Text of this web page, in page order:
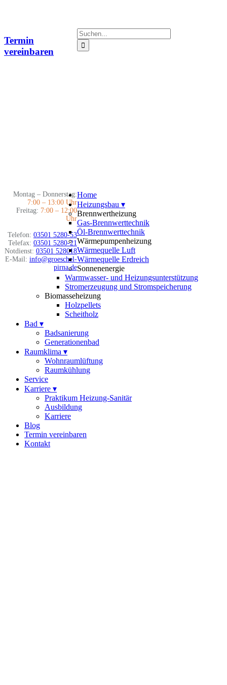
Termin
vereinbaren
Montag – Donnerstag:
7:00 – 13:00 Uhr
Freitag: 7:00 – 12:00
Uhr
Telefon: 03501 5280-53
Telefax: 03501 5280-21
Notdienst: 03501 528018
E-Mail: info@groeschel-
pirna.de
Suche
nach:
Home
Heizungsbau ▾
Brennwertheizung
Gas-Brennwerttechnik
Öl-Brennwerttechnik
Wärmepumpenheizung
Wärmequelle Luft
Wärmequelle Erdreich
Sonnenenergie
Warmwasser- und Heizungsunterstützung
Stromerzeugung und Stromspeicherung
Biomasseheizung
Holzpellets
Scheitholz
Bad ▾
Badsanierung
Generationenbad
Raumklima ▾
Wohnraumlüftung
Raumkühlung
Service
Karriere ▾
Praktikum Heizung-Sanitär
Ausbildung
Karriere
Blog
Termin vereinbaren
Kontakt